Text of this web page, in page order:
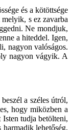
és a kötöttsége
s ez zavarba
Ne mondjuk,
a hiteddel. Igen,
nagyon valóságos.
nagyon vágyik. A
a széles útról,
hogy miközben a
tudja betölteni,
lehetőség.